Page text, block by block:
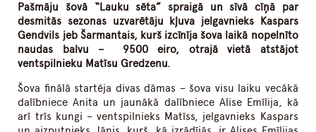
Pašmājušovā “Lauku sēta” spraigā un sīvā cīņā par
desmitās sezonas uzvarētāju kļuva jelgavnieks Kaspars
Gendvils jeb Šarmantais, kurš izcīnīja šova laikā nopelnīto
naudas balvu – 9500 eiro, otrajā vietā atstājot
ventspilnieku Matīsu Gredzenu.
Šova finālā startēja divas dāmas – šova visu laiku vecākā
dalībniece Anita un jaunākā dalībniece Alise Emīlija, kā
arī trīs kungi – ventspilnieks Matīss, jelgavnieks Kaspars